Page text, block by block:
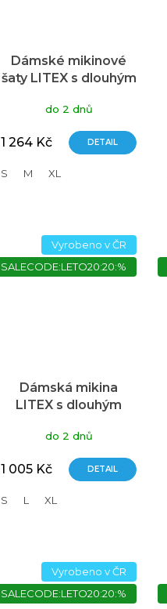
Dámské mikinové
šaty LITEX s dlouhým
do 2 dnů
1 264 Kč DETAIL
S M XL
Vyrobeno v ČR
SALECODE:LETO20:20:%
Dámská mikina
LITEX s dlouhým
do 2 dnů
1 005 Kč DETAIL
S L XL
Vyrobeno v ČR
SALECODE:LETO20:20:%